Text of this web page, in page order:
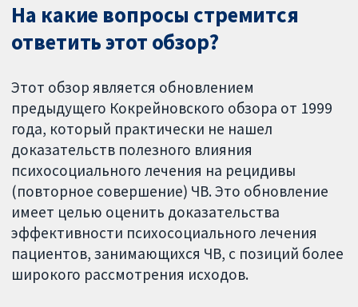
На какие вопросы стремится
ответить этот обзор?
Этот обзор является обновлением
предыдущего Кокрейновского обзора от 1999
года, который практически не нашел
доказательств полезного влияния
психосоциального лечения на рецидивы
(повторное совершение) ЧВ. Это обновление
имеет целью оценить доказательства
эффективности психосоциального лечения
пациентов, занимающихся ЧВ, с позиций более
широкого рассмотрения исходов.